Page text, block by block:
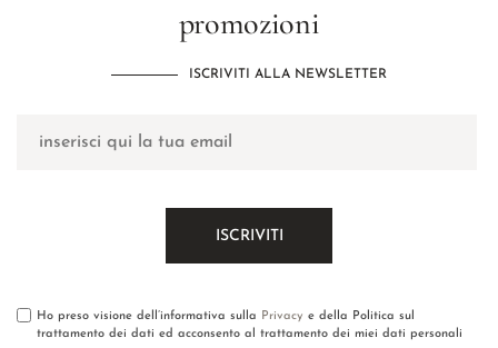
promozioni
ISCRIVITI ALLA NEWSLETTER
Ho preso visione dell’informativa sulla Privacy e della Politica sul
trattamento dei dati ed acconsento al trattamento dei miei dati personali